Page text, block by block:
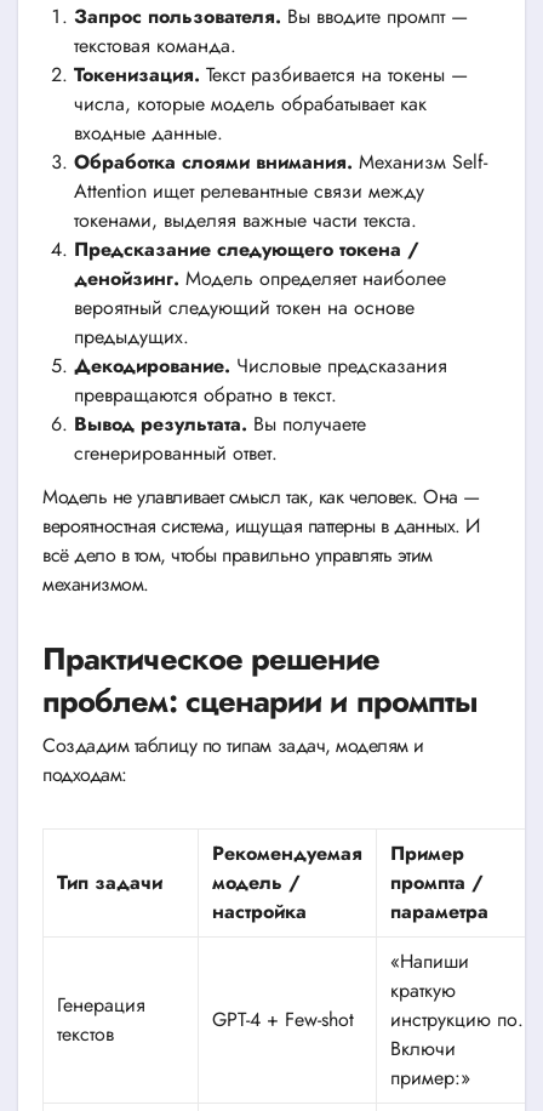
Запрос пользователя. Вы вводите промпт —
текстовая команда.
Токенизация. Текст разбивается на токены —
числа, которые модель обрабатывает как
входные данные.
Обработка слоями внимания. Механизм Self-
Attention ищет релевантные связи между
токенами, выделяя важные части текста.
Предсказание следующего токена /
денойзинг. Модель определяет наиболее
вероятный следующий токен на основе
предыдущих.
Декодирование. Числовые предсказания
превращаются обратно в текст.
Вывод результата. Вы получаете
сгенерированный ответ.
Модель не улавливает смысл так, как человек. Она —
вероятностная система, ищущая паттерны в данных. И
всё дело в том, чтобы правильно управлять этим
механизмом.
Практическое решение
проблем: сценарии и промпты
Создадим таблицу по типам задач, моделям и
подходам:
Тип задачи
Рекомендуемая
модель /
настройка
Пример
промпта /
параметра
Генерация
текстов
GPT-4 + Few-shot
«Напиши
краткую
инструкцию по…
Включи
пример:»